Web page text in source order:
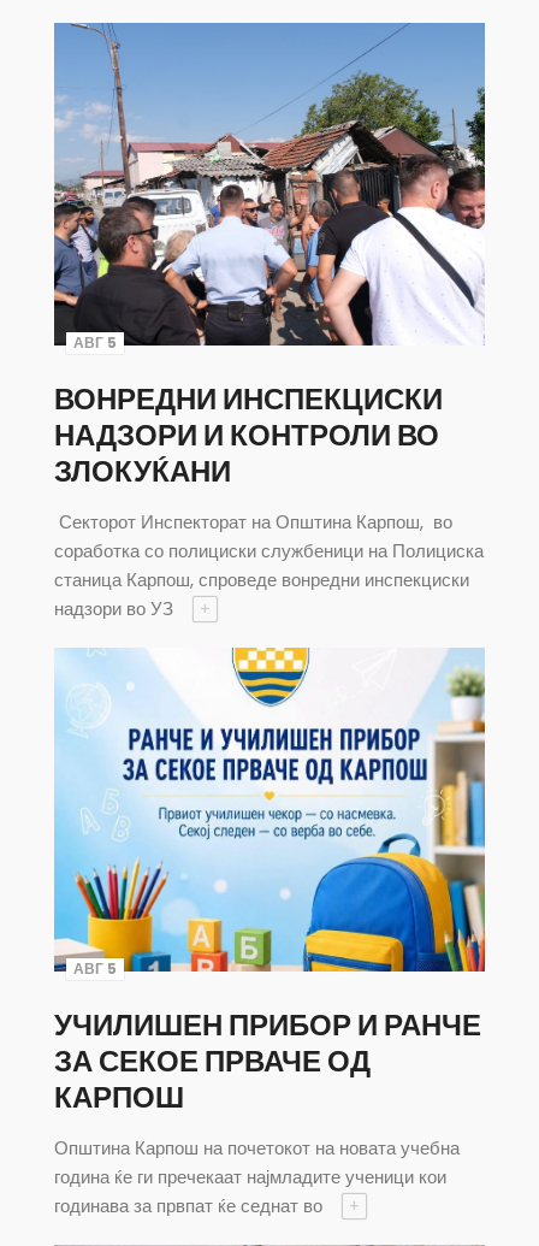
АВГ 5
ВОНРЕДНИ ИНСПЕКЦИСКИ
НАДЗОРИ И КОНТРОЛИ ВО
ЗЛОКУЌАНИ
Секторот Инспекторат на Општина Карпош, во
соработка со полициски службеници на Полициска
станица Карпош, спроведе вонредни инспекциски
надзори во УЗ
+
АВГ 5
УЧИЛИШЕН ПРИБОР И РАНЧЕ
ЗА СЕКОЕ ПРВАЧЕ ОД
КАРПОШ
Општина Карпош на почетокот на новата учебна
година ќе ги пречекаат најмладите ученици кои
годинава за првпат ќе седнат во
+